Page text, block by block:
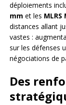
déploiements
mm et les MLRS
distances allant
vastes :
sur les défenses
négociations de
Des